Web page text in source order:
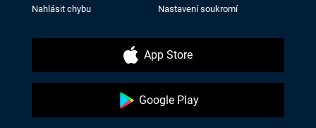
Nahlásit chybu Nastavení soukromí
App Store
Google Play